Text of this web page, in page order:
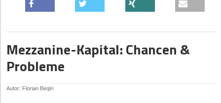
Mezzanine-Kapital: Chancen &
Probleme
Autor: Florian Beqiri